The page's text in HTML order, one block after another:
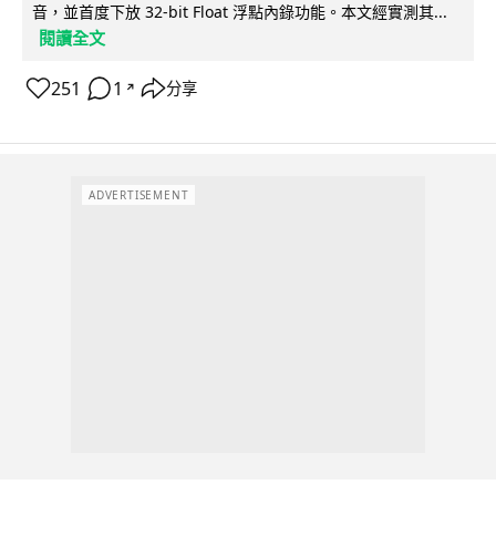
音，並首度下放 32-bit Float 浮點內錄功能。本文經實測其...
閱讀全文
251 1 ↗ 分享
ADVERTISEMENT